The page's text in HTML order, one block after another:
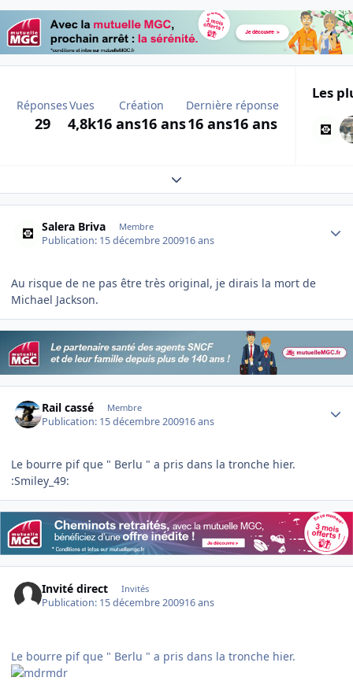
Réponses
29
Vues
4,8k
Création
16 ans16 ans
Dernière réponse
16 ans16 ans
Les
Expand topic overview
Salera Briva Membre
Publication: 15 décembre 200916 ans
Au risque de ne pas être très original, je dirais la mort de
Michael Jackson.
Rail cassé Membre
Publication: 15 décembre 200916 ans
Le bourre pif que " Berlu " a pris dans la tronche hier.
:Smiley_49:
Invité direct Invités
Publication: 15 décembre 200916 ans
Le bourre pif que " Berlu " a pris dans la tronche hier.